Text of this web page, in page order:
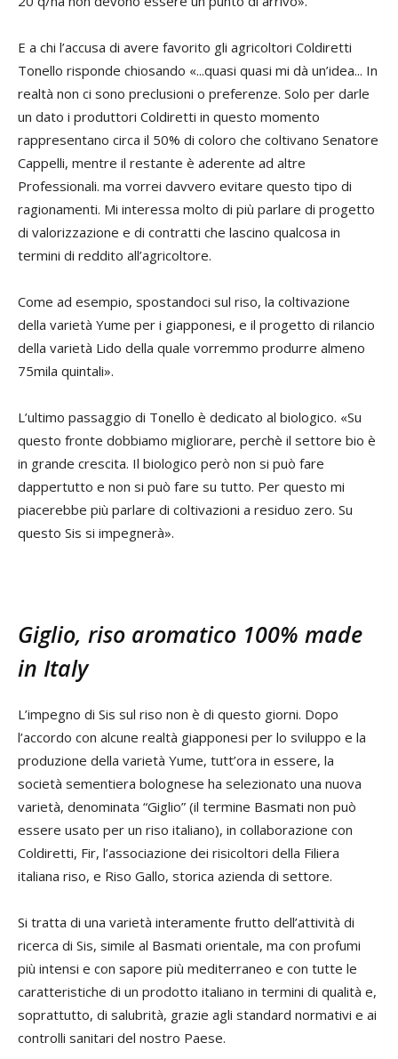
E a chi l’accusa di avere favorito gli agricoltori Coldiretti
Tonello risponde chiosando «...quasi quasi mi dà un’idea... In
realtà non ci sono preclusioni o preferenze. Solo per darle
un dato i produttori Coldiretti in questo momento
rappresentano circa il 50% di coloro che coltivano Senatore
Cappelli, mentre il restante è aderente ad altre
Professionali. ma vorrei davvero evitare questo tipo di
ragionamenti. Mi interessa molto di più parlare di progetto
di valorizzazione e di contratti che lascino qualcosa in
termini di reddito all’agricoltore.
Come ad esempio, spostandoci sul riso, la coltivazione
della varietà Yume per i giapponesi, e il progetto di rilancio
della varietà Lido della quale vorremmo produrre almeno
75mila quintali».
L’ultimo passaggio di Tonello è dedicato al biologico. «Su
questo fronte dobbiamo migliorare, perchè il settore bio è
in grande crescita. Il biologico però non si può fare
dappertutto e non si può fare su tutto. Per questo mi
piacerebbe più parlare di coltivazioni a residuo zero. Su
questo Sis si impegnerà».
Giglio, riso aromatico 100% made
in Italy
L’impegno di Sis sul riso non è di questo giorni. Dopo
l’accordo con alcune realtà giapponesi per lo sviluppo e la
produzione della varietà Yume, tutt’ora in essere, la
società sementiera bolognese ha selezionato una nuova
varietà, denominata “Giglio” (il termine Basmati non può
essere usato per un riso italiano), in collaborazione con
Coldiretti, Fir, l’associazione dei risicoltori della Filiera
italiana riso, e Riso Gallo, storica azienda di settore.
Si tratta di una varietà interamente frutto dell’attività di
ricerca di Sis, simile al Basmati orientale, ma con profumi
più intensi e con sapore più mediterraneo e con tutte le
caratteristiche di un prodotto italiano in termini di qualità e,
soprattutto, di salubrità, grazie agli standard normativi e ai
controlli sanitari del nostro Paese.